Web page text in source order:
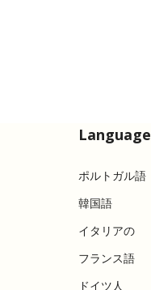
Language
ポルトガル語
韓国語
イタリアの
フランス語
ドイツ人